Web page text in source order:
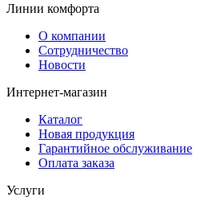
Линии комфорта
О компании
Сотрудничество
Новости
Интернет-магазин
Каталог
Новая продукция
Гарантийное обслуживание
Оплата заказа
Услуги